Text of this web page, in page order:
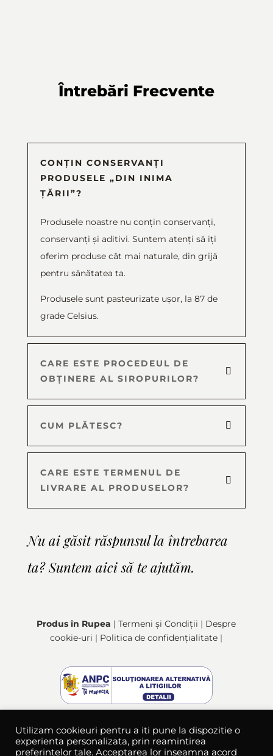
Întrebări Frecvente
CONȚIN CONSERVANȚI
PRODUSELE „DIN INIMA
ȚĂRII”?
Produsele noastre nu conțin conservanți,
conservanți și aditivi. Suntem atenți să iți
oferim produse cât mai naturale, din grijă
pentru sănătatea ta.
Produsele sunt pasteurizate ușor, la 87 de
grade Celsius.
CARE ESTE PROCEDEUL DE
OBȚINERE AL SIROPURILOR?
CUM PLĂTESC?
CARE ESTE TERMENUL DE
LIVRARE AL PRODUSELOR?
Nu ai găsit răspunsul la întrebarea
ta? Suntem aici să te ajutăm.
Produs în Rupea | Termeni și Condiții | Despre
cookie-uri | Politica de confidențialitate |
Utilizam cookieuri pentru a iti pune la dispozitie o
experienta personalizata, prin reamintirea
preferintelor tale. Acceptarea lor inseamna acord